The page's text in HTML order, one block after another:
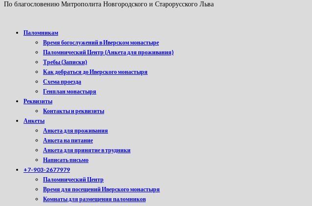
По благословению Митрополита Новгородского и Старорусского Льва
Паломникам
Время богослужений в Иверском монастыре
Паломнический Центр (Анкета для проживания)
Требы (Записки)
Как добраться до Иверского монастыря
Схема проезда
Генплан монастыря
Реквизиты
Контакты и реквизиты
Анкеты
Анкета для проживания
Анкета на питание
Анкета для принятие в трудники
Написать письмо
+7-903-2677979
Паломнический Центр
Время для посещений Иверского монастыря
Комнаты для размещения паломников